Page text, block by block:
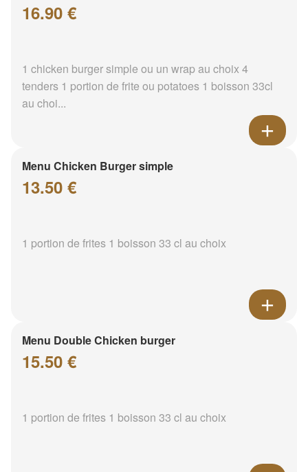
16.90 €
1 chicken burger simple ou un wrap au choix 4
tenders 1 portion de frite ou potatoes 1 boisson 33cl
au choi...
Menu Chicken Burger simple
13.50 €
1 portion de frites 1 boisson 33 cl au choix
Menu Double Chicken burger
15.50 €
1 portion de frites 1 boisson 33 cl au choix